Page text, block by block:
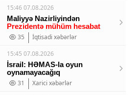
15:46 07.08.2026
Maliyyə Nazirliyindən
Prezidentə mühüm hesabat
35
İqtisadi xəbərlər
15:45 07.08.2026
İsrail: HƏMAS-la oyun
oynamayacağıq
31
Xarici xəbərlər